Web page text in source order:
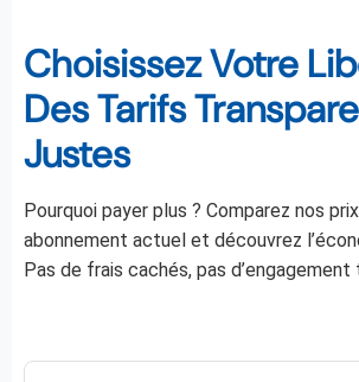
Choisissez Votre
Des Tarifs
Justes
Pourquoi payer plus ? Comparez nos
abonnement actuel et découvrez
Pas de frais cachés, pas d’engagement